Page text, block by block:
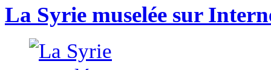
La Syrie muselée sur